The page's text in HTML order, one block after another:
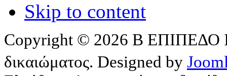
Skip to content
Copyright © 2026 Β ΕΠΙΠΕΔΟ
δικαιώματος. Designed by